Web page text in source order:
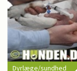
Dyrlæge/sundhed